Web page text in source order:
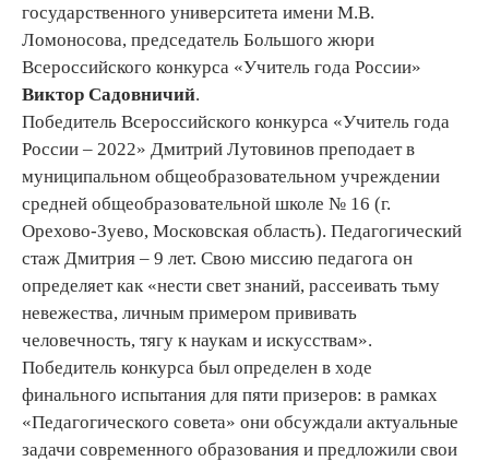
государственного университета имени М.В.
Ломоносова, председатель Большого жюри
Всероссийского конкурса «Учитель года России»
Виктор Садовничий.
Победитель Всероссийского конкурса «Учитель года
России – 2022» Дмитрий Лутовинов преподает в
муниципальном общеобразовательном учреждении
средней общеобразовательной школе № 16 (г.
Орехово-Зуево, Московская область). Педагогический
стаж Дмитрия – 9 лет. Свою миссию педагога он
определяет как «нести свет знаний, рассеивать тьму
невежества, личным примером прививать
человечность, тягу к наукам и искусствам».
Победитель конкурса был определен в ходе
финального испытания для пяти призеров: в рамках
«Педагогического совета» они обсуждали актуальные
задачи современного образования и предложили свои